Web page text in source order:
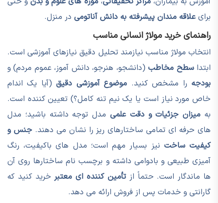
برای علاقه مندان پیشرفته به دانش آناتومی در منزل.
راهنمای خرید مولاژ انسانی مناسب
انتخاب مولاژ مناسب نیازمند تحلیل دقیق نیازهای آموزشی است.
ابتداسطح مخاطب(دانشجو، هنرجو، دانش آموز، عموم مردم) و
بودجه را مشخص کنید. موضوع آموزشی دقیق(آیا یک اندام
خاص مورد نیاز است یا یک نیم تنه کامل؟) تعیین کننده است.
به میزان جزئیات و دقت علمی مدل توجه داشته باشید؛ مدل
های حرفه ای تمامی ساختارهای ریز را نشان می دهند.جنس و
کیفیت ساخت نیز بسیار مهم است؛ مدل های باکیفیت، رنگ
آمیزی طبیعی و بادوامی داشته و برچسب نام ساختارها روی آن
ها ماندگار است. حتماً ازتأمین کننده ای معتبرخرید کنید که
گارانتی و خدمات پس از فروش ارائه می دهد.